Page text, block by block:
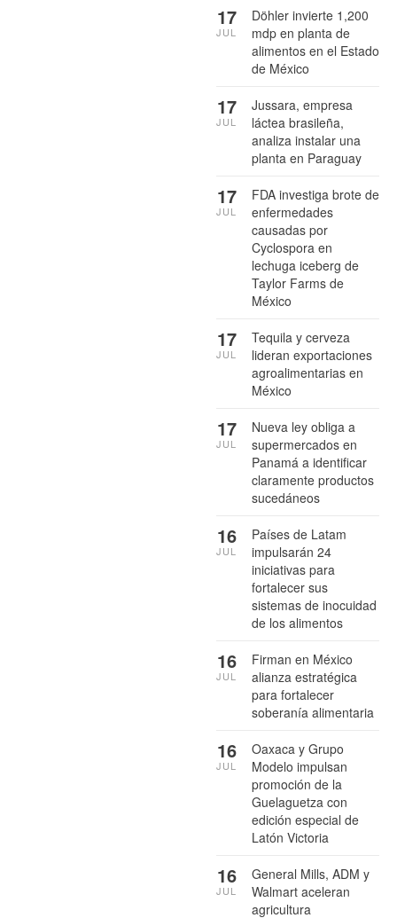
Döhler invierte 1,200
mdp en planta de
alimentos en el Estado
de México
17
JUL
Jussara, empresa
láctea brasileña,
analiza instalar una
planta en Paraguay
17
JUL
FDA investiga brote de
enfermedades
causadas por
Cyclospora en
lechuga iceberg de
Taylor Farms de
México
17
JUL
Tequila y cerveza
lideran exportaciones
agroalimentarias en
México
17
JUL
Nueva ley obliga a
supermercados en
Panamá a identificar
claramente productos
sucedáneos
17
JUL
Países de Latam
impulsarán 24
iniciativas para
fortalecer sus
sistemas de inocuidad
de los alimentos
16
JUL
Firman en México
alianza estratégica
para fortalecer
soberanía alimentaria
16
JUL
Oaxaca y Grupo
Modelo impulsan
promoción de la
Guelaguetza con
edición especial de
Latón Victoria
16
JUL
General Mills, ADM y
Walmart aceleran
agricultura
16
JUL